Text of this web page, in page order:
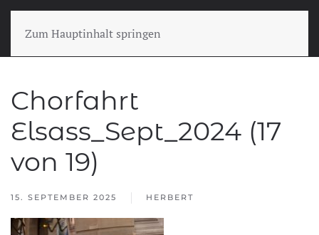
Zum Hauptinhalt springen
Chorfahrt
Elsass_Sept_2024 (17
von 19)
15. SEPTEMBER 2025 HERBERT